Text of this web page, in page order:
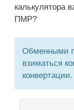
калькулятора
ПМР?
Обменными
взиматься
конвертации.